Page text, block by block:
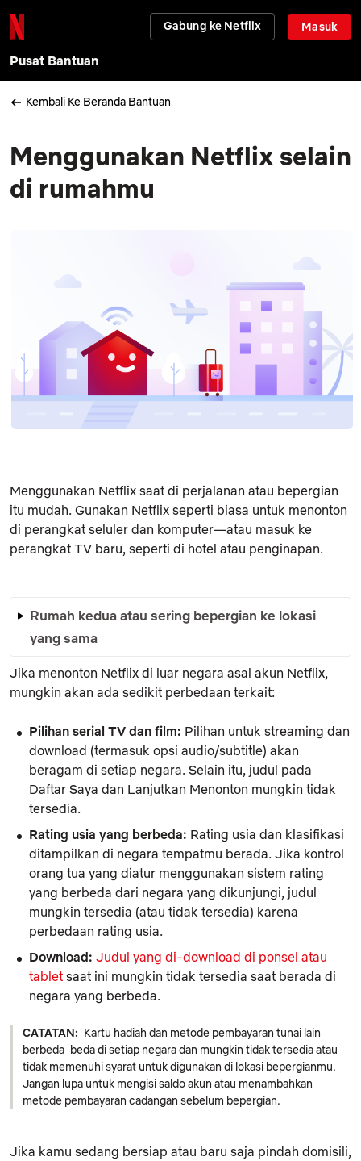
Gabung ke Netflix Masuk
Pusat Bantuan
Kembali Ke Beranda Bantuan
Menggunakan Netflix selain
di rumahmu
Menggunakan Netflix saat di perjalanan atau bepergian
itu mudah. Gunakan Netflix seperti biasa untuk menonton
di perangkat seluler dan komputer—atau masuk ke
perangkat TV baru, seperti di hotel atau penginapan.
Rumah kedua atau sering bepergian ke lokasi
yang sama
Jika menonton Netflix di luar negara asal akun Netflix,
mungkin akan ada sedikit perbedaan terkait:
Pilihan serial TV dan film: Pilihan untuk streaming dan
download (termasuk opsi audio/subtitle) akan
beragam di setiap negara. Selain itu, judul pada
Daftar Saya dan Lanjutkan Menonton mungkin tidak
tersedia.
Rating usia yang berbeda: Rating usia dan klasifikasi
ditampilkan di negara tempatmu berada. Jika kontrol
orang tua yang diatur menggunakan sistem rating
yang berbeda dari negara yang dikunjungi, judul
mungkin tersedia (atau tidak tersedia) karena
perbedaan rating usia.
Download: Judul yang di-download di ponsel atau
tablet saat ini mungkin tidak tersedia saat berada di
negara yang berbeda.
CATATAN: Kartu hadiah dan metode pembayaran tunai lain
berbeda-beda di setiap negara dan mungkin tidak tersedia atau
tidak memenuhi syarat untuk digunakan di lokasi bepergianmu.
Jangan lupa untuk mengisi saldo akun atau menambahkan
metode pembayaran cadangan sebelum bepergian.
Jika kamu sedang bersiap atau baru saja pindah domisili,